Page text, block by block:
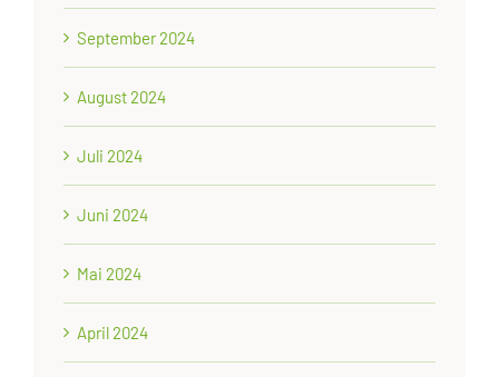
September 2024
August 2024
Juli 2024
Juni 2024
Mai 2024
April 2024